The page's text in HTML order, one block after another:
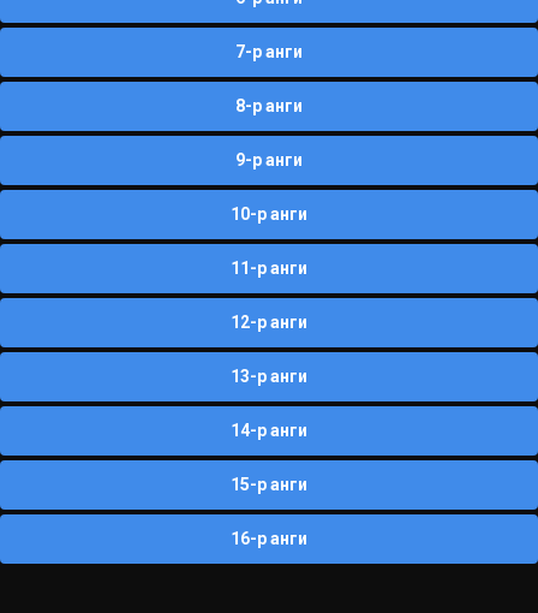
7-р анги
8-р анги
9-р анги
10-р анги
11-р анги
12-р анги
13-р анги
14-р анги
15-р анги
16-р анги